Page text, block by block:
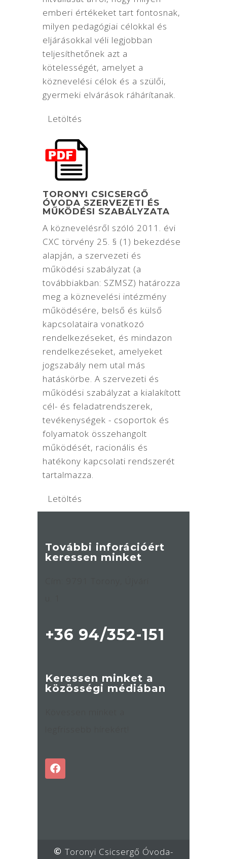
emberi értékeket tart fontosnak,
milyen pedagógiai célokkal és
eljárásokkal véli legjobban
teljesíthetőnek azt a
kötelességét, amelyet a
köznevelési célok és a szülői,
gyermeki elvárások ráhárítanak.
Letöltés
TORONYI CSICSERGŐ
ÓVODA SZERVEZETI ÉS
MŰKÖDÉSI SZABÁLYZATA
A köznevelésről szóló 2011. évi
CXC törvény 25. § (1) bekezdése
alapján, a szervezeti és
működési szabályzat (a
továbbiakban: SZMSZ) határozza
meg a köznevelési intézmény
működésére, belső és külső
kapcsolataira vonatkozó
rendelkezéseket, és mindazon
rendelkezéseket, amelyeket
jogszabály nem utal más
hatáskörbe. A szervezeti és
működési szabályzat a kialakított
cél- és feladatrendszerek,
tevékenységek - csoportok és
folyamatok összehangolt
működését, racionális és
hatékony kapcsolati rendszerét
tartalmazza.
Letöltés
További inforációért
keressen minket
+36 94/352-151
Keressen minket a
közösségi médiában
Toronyi Csicsergő Óvoda-